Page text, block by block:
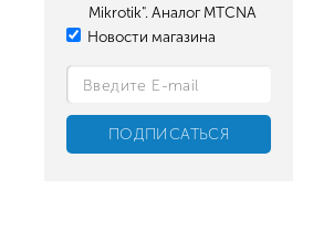
Mikrotik". Аналог MTCNA
Новости магазина